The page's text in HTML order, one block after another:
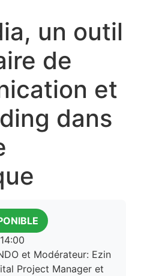
un outil
de
et
dans
et Modérateur: Ezin
Project Manager et